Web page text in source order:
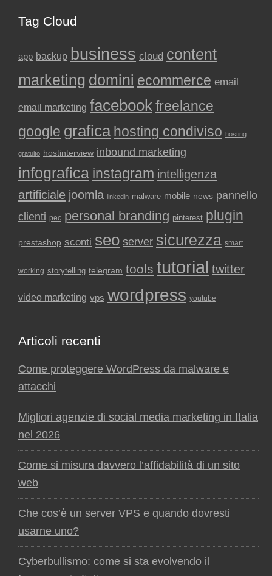
Tag Cloud
app backup business cloud content
marketing domini ecommerce email
email marketing facebookfreelance
google grafica hosting condiviso hosting
gratuito hostinterview inbound marketing
infografica instagram intelligenza
artificiale joomla linkedin malware mobile news pannello
clienti pec personal branding pinterest plugin
prestashop sconti seo server sicurezza smart
working storytelling telegram tools tutorial twitter
video marketing vps wordpress youtube
Articoli recenti
Come proteggere WordPress da malware e
attacchi
Migliori agenzie di social media marketing in Italia
nel 2026
Come si misura davvero l’affidabilità di un sito
web
Che cos’è un server VPS e quando dovresti
usarne uno?
Cyberbullismo: come si sta evolvendo il